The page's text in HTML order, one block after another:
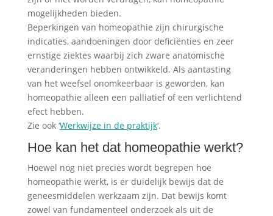
mogelijkheden bieden.
Beperkingen van homeopathie zijn chirurgische
indicaties, aandoeningen door deficiënties en zeer
ernstige ziektes waarbij zich zware anatomische
veranderingen hebben ontwikkeld. Als aantasting
van het weefsel onomkeerbaar is geworden, kan
homeopathie alleen een palliatief of een verlichtend
efect hebben.
Zie ook ‘Werkwijze in de praktijk‘.
Hoe kan het dat homeopathie werkt?
Hoewel nog niet precies wordt begrepen hoe
homeopathie werkt, is er duidelijk bewijs dat de
geneesmiddelen werkzaam zijn. Dat bewijs komt
zowel van fundamenteel onderzoek als uit de